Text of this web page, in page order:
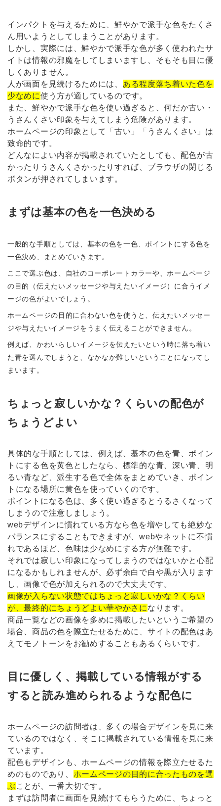
インパクトを与えるために、鮮やかで派手な色をたくさ
ん用いようとしてしまうことがあります。
しかし、実際には、鮮やかで派手な色が多く使われたサ
イトは情報の邪魔をしてしまいますし、そもそも目に優
しくありません。
人が画面を見続けるためには、 ある程度落ち着いた色を
少なめに使う方が適しているのです。
また、鮮やかで派手な色を使い過ぎると、何だか古い・
うさんくさい印象を与えてしまう危険があります。
ホームページの印象として「古い」「うさんくさい」は
致命的です。
どんなによい内容が掲載されていたとしても、配色が古
かったりうさんくさかったりすれば、ブラウザの閉じる
ボタンが押されてしまいます。
まずは基本の色を一色決める
一般的な手順としては、基本の色を一色、ポイントにする色を
一色決め、まとめていきます。
ここで選ぶ色は、自社のコーポレートカラーや、ホームページ
の目的（伝えたいメッセージや与えたいイメージ）に合うイメ
ージの色がよいでしょう。
ホームページの目的に合わない色を使うと、伝えたいメッセー
ジや与えたいイメージをうまく伝えることができません。
例えば、かわいらしいイメージを伝えたいという時に落ち着い
た青を選んでしまうと、なかなか難しいということになってし
まいます。
ちょっと寂しいかな？くらいの配色が
ちょうどよい
具体的な手順としては、例えば、基本の色を青、ポイン
トにする色を黄色としたなら、標準的な青、深い青、明
るい青など、派生する色で全体をまとめていき、ポイン
トになる場所に黄色を使っていくのです。
ポイントになる色は、多く使い過ぎるとうるさくなって
しまうので注意しましょう。
webデザインに慣れている方なら色を増やしても絶妙な
バランスにすることもできますが、webやネットに不慣
れであるほど、色味は少なめにする方が無難です。
それでは寂しい印象になってしまうのではないかと心配
になるかもしれませんが、必ず余白で白や黒が入ります
し、画像で色が加えられるので大丈夫です。
画像が入らない状態ではちょっと寂しいかな？くらい
が、最終的にちょうどよい華やかさに なります。
商品一覧などの画像を多めに掲載したいというご希望の
場合、商品の色を際立たせるために、サイトの配色はあ
えてモノトーンをお勧めすることもあるくらいです。
目に優しく、掲載している情報がする
すると読み進められるような配色に
ホームページの訪問者は、多くの場合デザインを見に来
ているのではなく、そこに掲載されている情報を見に来
ています。
配色もデザインも、ホームページの情報を際立たせるた
めのものであり、 ホームページの目的に合ったものを選
ぶ ことが、一番大切です。
まずは訪問者に画面を見続けてもらうために、ちょっと